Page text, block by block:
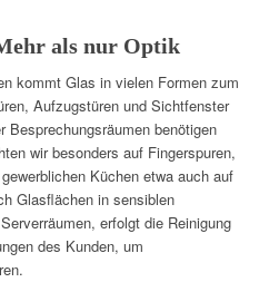
als nur Optik
kommt Glas in vielen Formen zum
Aufzugstüren und Sichtfenster
Besprechungsräumen benötigen
wir besonders auf Fingerspuren,
Küchen etwa auch auf
Glasflächen in sensiblen
erfolgt die Reinigung
des Kunden, um